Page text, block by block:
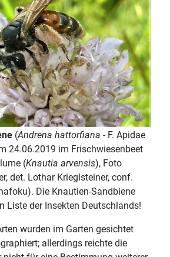
(Andrena hattorfiana - F. Apidae
24.06.2019 im Frischwiesenbeet
(Knautia arvensis), Foto
det. Lothar Krieglsteiner, conf.
Die Knautien-Sandbiene
Liste der Insekten Deutschlands!
wurden im Garten gesichtet
allerdings reichte die